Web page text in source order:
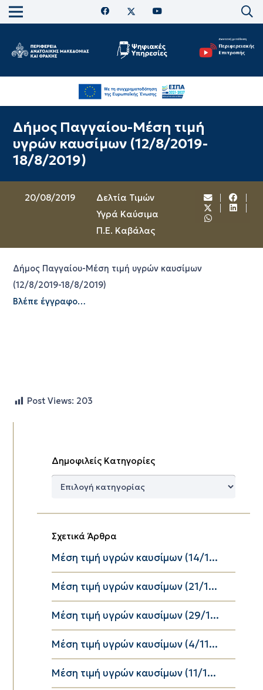
Δήμος Παγγαίου-Μέση τιμή
υγρών καυσίμων (12/8/2019-
18/8/2019)
20/08/2019
Δελτία Τιμών
Υγρά Καύσιμα
Π.Ε. Καβάλας
Δήμος Παγγαίου-Μέση τιμή υγρών καυσίμων
(12/8/2019-18/8/2019)
Βλέπε έγγραφο…
Post Views: 203
Δημοφιλείς Κατηγορίες
Δημοφιλείς
Σχετικά Άρθρα
Μέση τιμή υγρών καυσίμων (14/1...
Μέση τιμή υγρών καυσίμων (21/1...
Μέση τιμή υγρών καυσίμων (29/1...
Μέση τιμή υγρών καυσίμων (4/11...
Μέση τιμή υγρών καυσίμων (11/1...